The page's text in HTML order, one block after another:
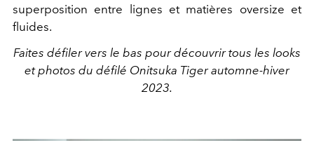
superposition entre lignes et matières oversize et
fluides.
Faites défiler vers le bas pour découvrir tous les looks
et photos du défilé Onitsuka Tiger automne-hiver
2023.